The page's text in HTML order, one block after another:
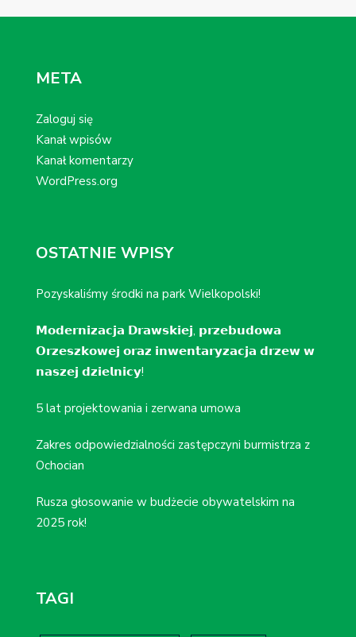
META
Zaloguj się
Kanał wpisów
Kanał komentarzy
WordPress.org
OSTATNIE WPISY
Pozyskaliśmy środki na park Wielkopolski!
𝗠𝗼𝗱𝗲𝗿𝗻𝗶𝘇𝗮𝗰𝗷𝗮 𝗗𝗿𝗮𝘄𝘀𝗸𝗶𝗲𝗷, 𝗽𝗿𝘇𝗲𝗯𝘂𝗱𝗼𝘄𝗮
𝗢𝗿𝘇𝗲𝘀𝘇𝗸𝗼𝘄𝗲𝗷 𝗼𝗿𝗮𝘇 𝗶𝗻𝘄𝗲𝗻𝘁𝗮𝗿𝘆𝘇𝗮𝗰𝗷𝗮 𝗱𝗿𝘇𝗲𝘄 𝘄
𝗻𝗮𝘀𝘇𝗲𝗷 𝗱𝘇𝗶𝗲𝗹𝗻𝗶𝗰𝘆!
5 lat projektowania i zerwana umowa
Zakres odpowiedzialności zastępczyni burmistrza z
Ochocian
Rusza głosowanie w budżecie obywatelskim na
2025 rok!
TAGI